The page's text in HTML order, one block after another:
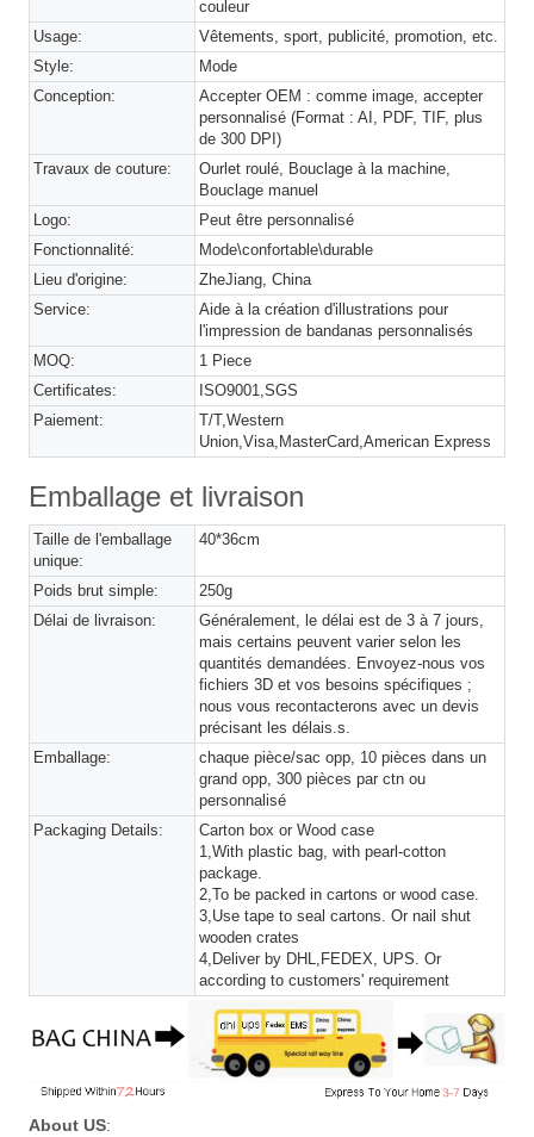
couleur
Usage:
Vêtements, sport, publicité, promotion, etc.
Style:
Mode
Conception:
Accepter OEM : comme image, accepter
personnalisé (Format : AI, PDF, TIF, plus
de 300 DPI)
Travaux de couture:
Ourlet roulé, Bouclage à la machine,
Bouclage manuel
Logo:
Peut être personnalisé
Fonctionnalité:
Mode\confortable\durable
Lieu d'origine:
ZheJiang, China
Service:
Aide à la création d'illustrations pour
l'impression de bandanas personnalisés
MOQ:
1 Piece
Certificates:
ISO9001,SGS
Paiement:
T/T,Western
Union,Visa,MasterCard,American Express
Emballage et livraison
Taille de l'emballage
unique:
40*36cm
Poids brut simple:
250g
Délai de livraison:
Généralement, le délai est de 3 à 7 jours,
mais certains peuvent varier selon les
quantités demandées. Envoyez-nous vos
fichiers 3D et vos besoins spécifiques ;
nous vous recontacterons avec un devis
précisant les délais.s.
Emballage:
chaque pièce/sac opp, 10 pièces dans un
grand opp, 300 pièces par ctn ou
personnalisé
Packaging Details:
Carton box or Wood case
1,With plastic bag, with pearl-cotton
package.
2,To be packed in cartons or wood case.
3,Use tape to seal cartons. Or nail shut
wooden crates
4,Deliver by DHL,FEDEX, UPS. Or
according to customers' requirement
About US: